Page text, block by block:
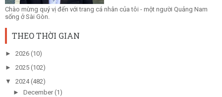
Chào mừng quý vị đến với trang cá nhân của tôi - một người Quảng Nam
sống ở Sài Gòn.
THEO THỜI GIAN
► 2026 (10)
► 2025 (102)
▼
2024 (482)
► December (1)